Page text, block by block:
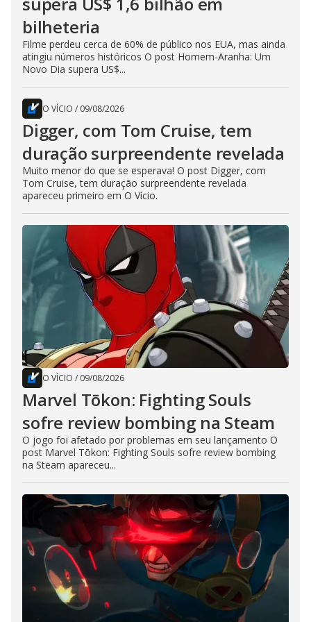
bilheteria
Filme perdeu cerca de 60% de público nos EUA, mas ainda
atingiu números históricos O post Homem-Aranha: Um
Novo Dia supera US$...
O VÍCIO / 09/08/2026
Digger, com Tom Cruise, tem
duração surpreendente revelada
Muito menor do que se esperava! O post Digger, com
Tom Cruise, tem duração surpreendente revelada
apareceu primeiro em O Vício.
O VÍCIO / 09/08/2026
Marvel Tōkon: Fighting Souls
sofre review bombing na Steam
O jogo foi afetado por problemas em seu lançamento O
post Marvel Tōkon: Fighting Souls sofre review bombing
na Steam apareceu...